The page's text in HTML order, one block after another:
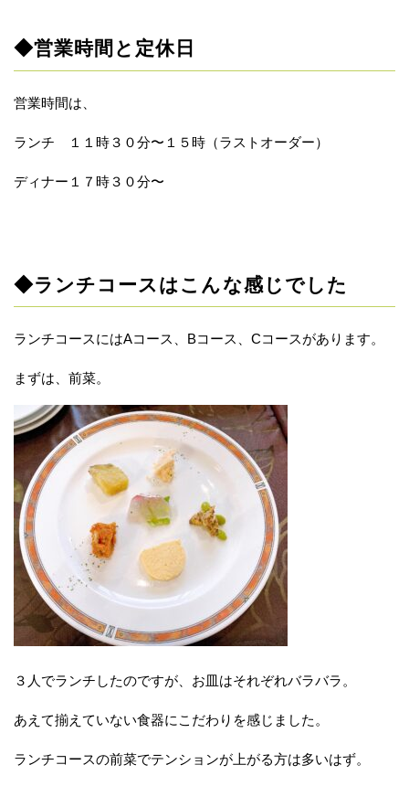
◆営業時間と定休日
営業時間は、
ランチ １１時３０分〜１５時（ラストオーダー）
ディナー１７時３０分〜
◆ランチコースはこんな感じでした
ランチコースにはAコース、Bコース、Cコースがあります。
まずは、前菜。
３人でランチしたのですが、お皿はそれぞれバラバラ。
あえて揃えていない食器にこだわりを感じました。
ランチコースの前菜でテンションが上がる方は多いはず。